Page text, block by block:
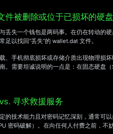
件被删除或位于已损坏的硬
丢失一个钱包是两码事。在仍在转动的
足以找回“丢失”的 wallet.dat 文件。
、手机彻底损坏或存储介质出现物理损
。需要坦诚说明的一点是：在固态硬盘
寻求救援服务
的技术能力且对密码记忆深刻，通常可
密码破解）。在向任何人付费之前，不